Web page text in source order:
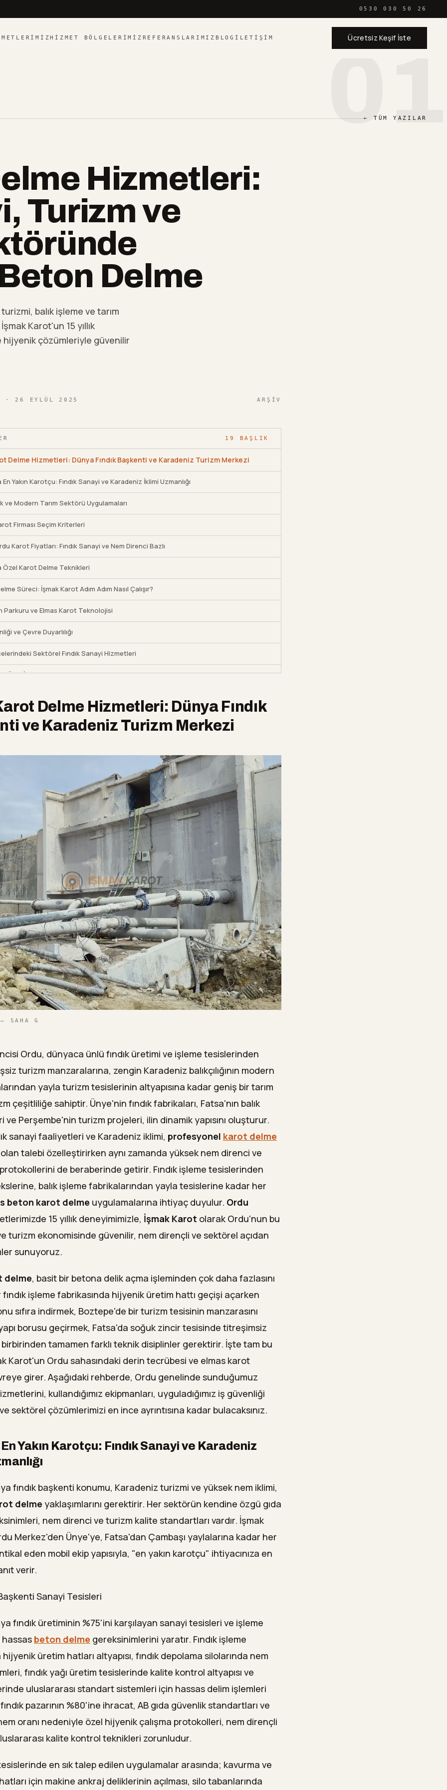
0530 030 50 26
HIZMET BÖLGELERIMIZ REFERANSLARIMIZ BLOG İLETIŞIM Ücretsiz Keşif İste
01
← TÜM YAZILAR
Hizmetleri:
Turizm ve
Delme
balık işleme ve tarım
Karot'un 15 yıllık
çözümleriyle güvenilir
· 26 EYLÜL 2025 ARŞIV
19 BAŞLIK
Delme Hizmetleri: Dünya Fındık Başkenti ve Karadeniz Turizm Merkezi
Yakın Karotçu: Fındık Sanayi ve Karadeniz İklimi Uzmanlığı
ve Modern Tarım Sektörü Uygulamaları
Firması Seçim Kriterleri
Karot Fiyatları: Fındık Sanayi ve Nem Direnci Bazlı
Özel Karot Delme Teknikleri
Süreci: İşmak Karot Adım Adım Nasıl Çalışır?
Parkuru ve Elmas Karot Teknolojisi
ve Çevre Duyarlılığı
Sektörel Fındık Sanayi Hizmetleri
Özel İklim ve Fındık Sanayi Koşulları
karot delme işlemi ne kadar sürer?
sırasında beton içindeki demir donatılar zarar görür mü?
yüksek nemli ikliminde açılan delikler zarar görür mü?
yoksa kuru (susuz) karot delme mi tercih edilmeli?
için ücretsiz keşif hizmeti veriyor musunuz?
Güvenilir Karot Çözümü İçin İşmak Karot Yanınızda
Delme Hizmetleri: Dünya Fındık
ve Karadeniz Turizm Merkezi
SAHA G
Ordu, dünyaca ünlü fındık üretimi ve işleme tesislerinden
turizm manzaralarına, zengin Karadeniz balıkçılığının modern
yayla turizm tesislerinin altyapısına kadar geniş bir tarım
çeşitliliğe sahiptir. Ünye'nin fındık fabrikaları, Fatsa'nın balık
ve Perşembe'nin turizm projeleri, ilin dinamik yapısını oluşturur.
sanayi faaliyetleri ve Karadeniz iklimi, profesyonel karot delme
olan talebi özelleştirirken aynı zamanda yüksek nem direnci ve
de beraberinde getirir. Fındık işleme tesislerinden
balık işleme fabrikalarından yayla tesislerine kadar her
beton karot delme uygulamalarına ihtiyaç duyulur. Ordu
15 yıllık deneyimimizle, İşmak Karot olarak Ordu'nun bu
turizm ekonomisinde güvenilir, nem dirençli ve sektörel açıdan
sunuyoruz.
delme, basit bir betona delik açma işleminden çok daha fazlasını
işleme fabrikasında hijyenik üretim hattı geçişi açarken
sıfıra indirmek, Boztepe'de bir turizm tesisinin manzarasını
borusu geçirmek, Fatsa'da soğuk zincir tesisinde titreşimsiz
tamamen farklı teknik disiplinler gerektirir. İşte tam bu
Karot'un Ordu sahasındaki derin tecrübesi ve elmas karot
girer. Aşağıdaki rehberde, Ordu genelinde sunduğumuz
kullandığımız ekipmanları, uyguladığımız iş güvenliği
sektörel çözümlerimizi en ince ayrıntısına kadar bulacaksınız.
Yakın Karotçu: Fındık Sanayi ve Karadeniz
fındık başkenti konumu, Karadeniz turizmi ve yüksek nem iklimi,
delme yaklaşımlarını gerektirir. Her sektörün kendine özgü gıda
nem direnci ve turizm kalite standartları vardır. İşmak
Merkez'den Ünye'ye, Fatsa'dan Çambaşı yaylalarına kadar her
eden mobil ekip yapısıyla, "en yakın karotçu" ihtiyacınıza en
verir.
Sanayi Tesisleri
fındık üretiminin %75'ini karşılayan sanayi tesisleri ve işleme
hassas beton delme gereksinimlerini yaratır. Fındık işleme
üretim hatları altyapısı, fındık depolama silolarında nem
fındık yağı üretim tesislerinde kalite kontrol altyapısı ve
uluslararası standart sistemleri için hassas delim işlemleri
fındık pazarının %80'ine ihracat, AB gıda güvenlik standartları ve
oranı nedeniyle özel hijyenik çalışma protokolleri, nem dirençli
kalite kontrol teknikleri zorunludur.
tesislerinde en sık talep edilen uygulamalar arasında; kavurma ve
için makine ankraj deliklerinin açılması, silo tabanlarında